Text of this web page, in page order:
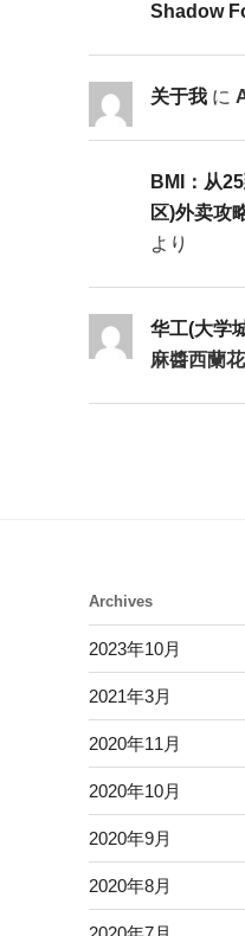
Shadow
关于我に
BMI：从
区)外卖攻
より
华工(大学
麻醬西蘭花
Archives
2023年10月
2021年3月
2020年11月
2020年10月
2020年9月
2020年8月